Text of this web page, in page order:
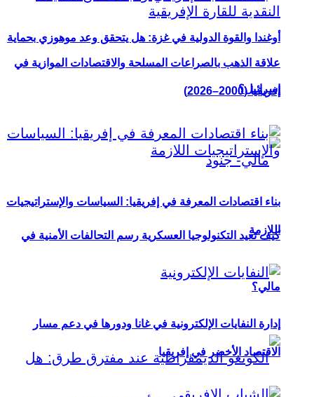
أوغندا والقوة الدولية في غزة: هل يتحقق وعد موهوزي بحماية
إسرائيل؟
كيف تعيد التكنولوجيا العسكرية رسم التحالفات الأمنية في
مالي؟
علاقة الذهب بالصراعات المسلحة والاقتصادات الموازية في
إفريقيا (2000–2026)
بناء اقتصادات المعرفة في إفريقيا: السياسات والإستراتيجيات
اللازمة
إدارة النفايات الإلكترونية في غانا ودورها في دعم مسار
الاقتصاد الأخضر في إفريقيا